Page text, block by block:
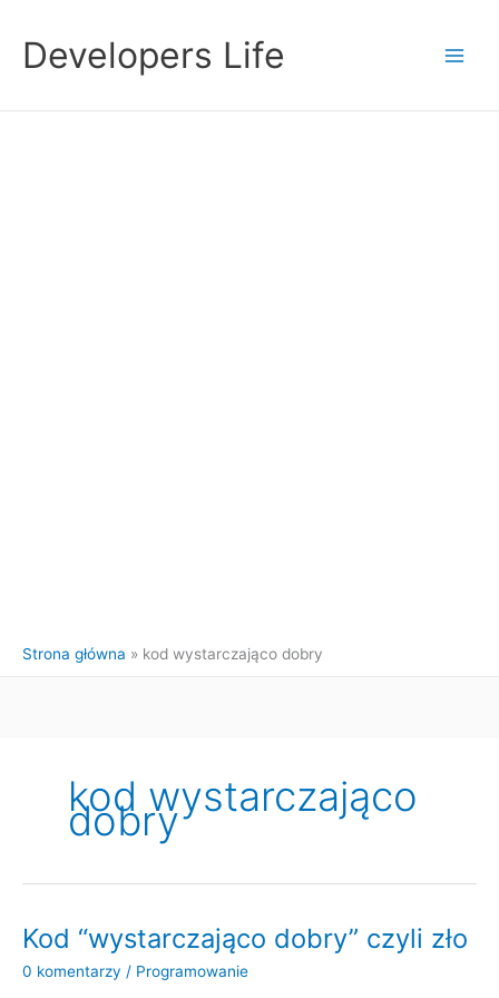
treściDevelopers Life
Strona główna kod wystarczająco dobry
kod wystarczająco
dobry
Kod “wystarczająco dobry” czyli zło
0 komentarzy / Programowanie